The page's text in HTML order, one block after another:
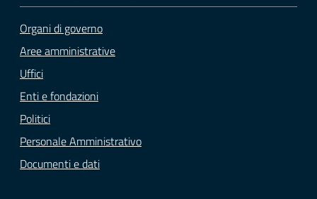
Organi di governo
Aree amministrative
Uffici
Enti e fondazioni
Politici
Personale Amministrativo
Documenti e dati